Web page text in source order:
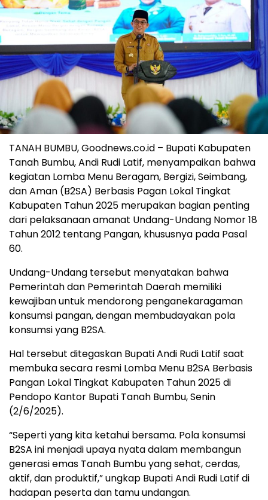
TANAH BUMBU, Goodnews.co.id – Bupati Kabupaten
Tanah Bumbu, Andi Rudi Latif, menyampaikan bahwa
kegiatan Lomba Menu Beragam, Bergizi, Seimbang,
dan Aman (B2SA) Berbasis Pagan Lokal Tingkat
Kabupaten Tahun 2025 merupakan bagian penting
dari pelaksanaan amanat Undang-Undang Nomor 18
Tahun 2012 tentang Pangan, khususnya pada Pasal
60.
Undang-Undang tersebut menyatakan bahwa
Pemerintah dan Pemerintah Daerah memiliki
kewajiban untuk mendorong penganekaragaman
konsumsi pangan, dengan membudayakan pola
konsumsi yang B2SA.
Hal tersebut ditegaskan Bupati Andi Rudi Latif saat
membuka secara resmi Lomba Menu B2SA Berbasis
Pangan Lokal Tingkat Kabupaten Tahun 2025 di
Pendopo Kantor Bupati Tanah Bumbu, Senin
(2/6/2025).
“Seperti yang kita ketahui bersama. Pola konsumsi
B2SA ini menjadi upaya nyata dalam membangun
generasi emas Tanah Bumbu yang sehat, cerdas,
aktif, dan produktif,” ungkap Bupati Andi Rudi Latif di
hadapan peserta dan tamu undangan.